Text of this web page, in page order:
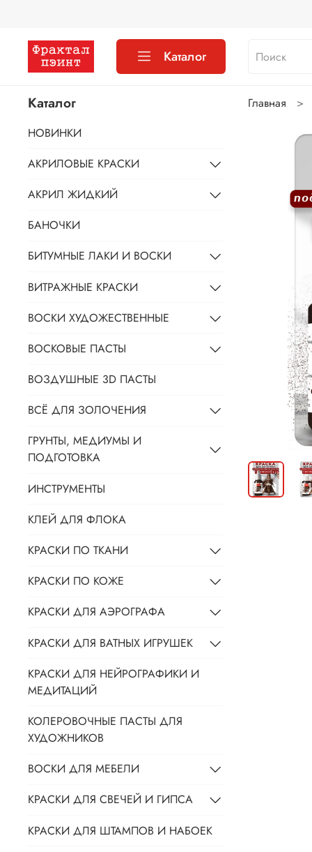
Каталог
Главная
Каталог
НОВИНКИ
АКРИЛОВЫЕ КРАСКИ
АКРИЛ ЖИДКИЙ
БАНОЧКИ
БИТУМНЫЕ ЛАКИ И ВОСКИ
ВИТРАЖНЫЕ КРАСКИ
ВОСКИ ХУДОЖЕСТВЕННЫЕ
ВОСКОВЫЕ ПАСТЫ
ВОЗДУШНЫЕ 3D ПАСТЫ
ВСЁ ДЛЯ ЗОЛОЧЕНИЯ
ГРУНТЫ, МЕДИУМЫ И
ПОДГОТОВКА
ИНСТРУМЕНТЫ
КЛЕЙ ДЛЯ ФЛОКА
КРАСКИ ПО ТКАНИ
КРАСКИ ПО КОЖЕ
КРАСКИ ДЛЯ АЭРОГРАФА
КРАСКИ ДЛЯ ВАТНЫХ ИГРУШЕК
КРАСКИ ДЛЯ НЕЙРОГРАФИКИ И
МЕДИТАЦИЙ
КОЛЕРОВОЧНЫЕ ПАСТЫ ДЛЯ
ХУДОЖНИКОВ
ВОСКИ ДЛЯ МЕБЕЛИ
КРАСКИ ДЛЯ СВЕЧЕЙ И ГИПСА
КРАСКИ ДЛЯ ШТАМПОВ И НАБОЕК